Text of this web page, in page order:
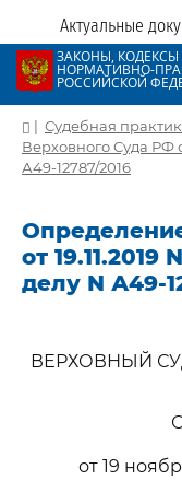
Актуальные
ЗАКОНЫ, КОДЕКСЫ
НОРМАТИВНО-
РОССИЙСКОЙ
| Судебная
Верховного Суда РФ
А49-12787/2016
от 19.11.2019
делу N А49-
ВЕРХОВНЫЙ
от 19